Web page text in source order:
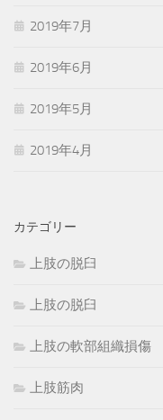
2019年7月
2019年6月
2019年5月
2019年4月
カテゴリー
上肢の脱臼
上肢の脱臼
上肢の軟部組織損傷
上肢筋肉